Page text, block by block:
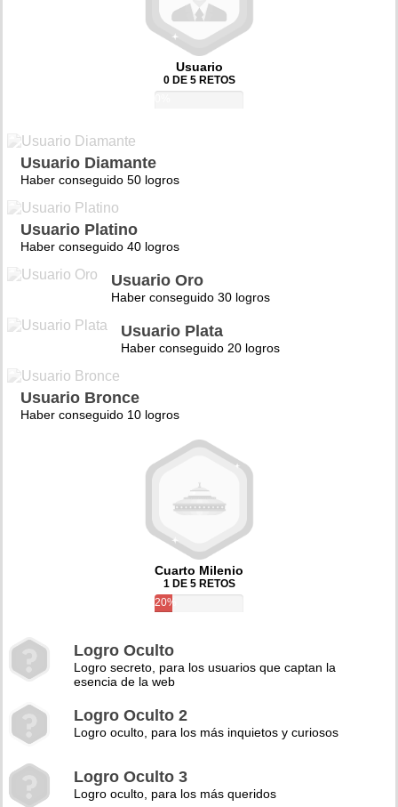
Usuario
0 DE 5 RETOS
Usuario Diamante
Haber conseguido 50 logros
Usuario Platino
Haber conseguido 40 logros
Usuario Oro
Haber conseguido 30 logros
Usuario Plata
Haber conseguido 20 logros
Usuario Bronce
Haber conseguido 10 logros
Cuarto Milenio
1 DE 5 RETOS
20%
Logro Oculto
Logro secreto, para los usuarios que captan la
esencia de la web
Logro Oculto 2
Logro oculto, para los más inquietos y curiosos
Logro Oculto 3
Logro oculto, para los más queridos